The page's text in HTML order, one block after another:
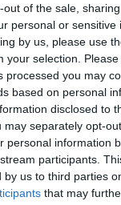
out of the sale,
personal or sensitive
by us, please use
your selection.
processed you may
based on personal
disclosed to
may separately opt-
personal information
participants.
by us to third parties
that may
sostituti con
quotato a3,50,
quotato a5
a9. In
che però, a
una cosa
una sorta di
anche lui
anche più di
per il